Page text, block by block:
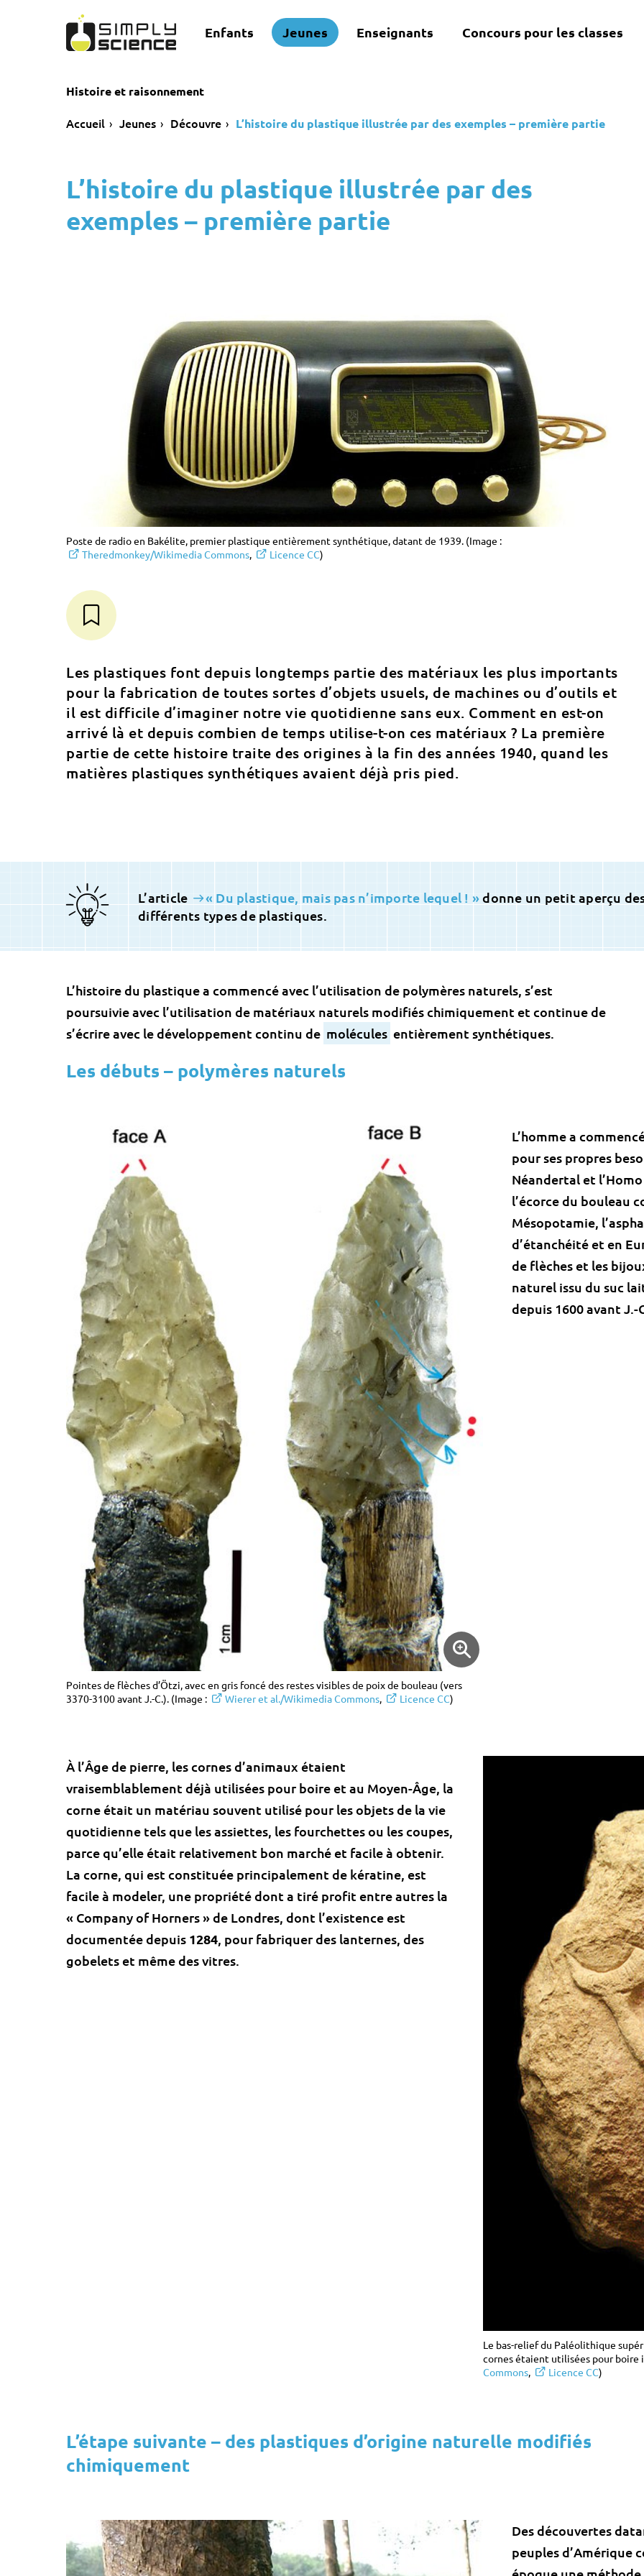
Enfants Jeunes Enseignants Concours pour les classes
Histoire et raisonnement
Accueil Jeunes Découvre L’histoire du plastique illustrée par des exemples – première partie
L’histoire du plastique illustrée par des
exemples – première partie
Poste de radio en Bakélite, premier plastique entièrement synthétique, datant de 1939. (Image :
Theredmonkey/Wikimedia Commons, Licence CC)
Les plastiques font depuis longtemps partie des matériaux les plus importants
pour la fabrication de toutes sortes d’objets usuels, de machines ou d’outils et
il est difficile d’imaginer notre vie quotidienne sans eux. Comment en est-on
arrivé là et depuis combien de temps utilise-t-on ces matériaux ? La première
partie de cette histoire traite des origines à la fin des années 1940, quand les
matières plastiques synthétiques avaient déjà pris pied.
L’article « Du plastique, mais pas n’importe lequel ! »donne un petit aperçu
différents types de plastiques.
L’histoire du plastique a commencé avec l’utilisation de polymères naturels, s’est
poursuivie avec l’utilisation de matériaux naturels modifiés chimiquement et continue de
s’écrire avec le développement continu de molécules entièrement synthétiques.
Les débuts – polymères naturels
Pointes de flèches d’Ötzi, avec en gris foncé des restes visibles de poix de bouleau (vers
3370-3100 avant J.-C.). (Image :
Wierer et al./Wikimedia Commons Licence CC)
L’homme a
pour ses propres
Néandertal et
l’écorce du bouleau
Mésopotamie,
d’étanchéité et en
de flèches et les
naturel issu du suc
depuis 1600 avant J.-
Le bas-relief du Paléolithique
cornes étaient utilisées pour boire
Commons
Licence CC)
À l’Âge de pierre, les cornes d’animaux étaient
vraisemblablement déjà utilisées pour boire et au Moyen-Âge, la
corne était un matériau souvent utilisé pour les objets de la vie
quotidienne tels que les assiettes, les fourchettes ou les coupes,
parce qu’elle était relativement bon marché et facile à obtenir.
La corne, qui est constituée principalement de kératine, est
facile à modeler, une propriété dont a tiré profit entre autres la
« Company of Horners » de Londres, dont l’existence est
documentée depuis 1284 , pour fabriquer des lanternes, des
gobelets et même des vitres.
L’étape suivante – des plastiques d’origine naturelle modifiés
chimiquement
Des découvertes
peuples d’Amérique